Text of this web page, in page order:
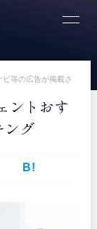
等の広告が掲載さ
ントおす
ング
B!